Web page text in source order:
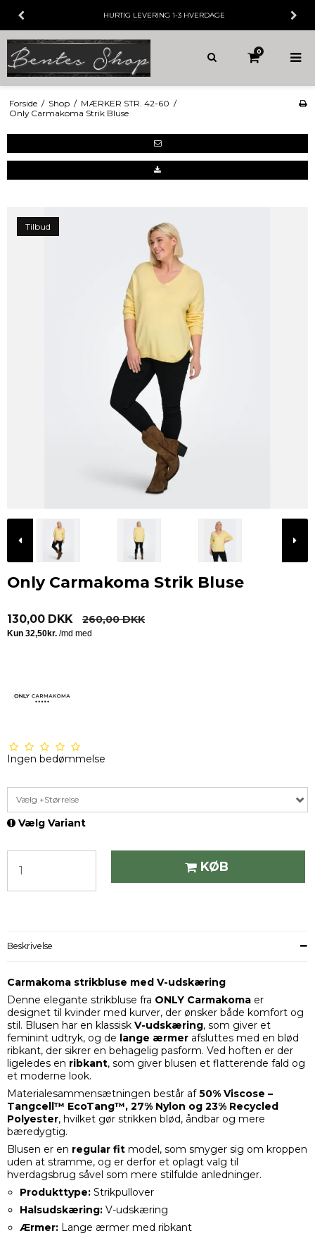
HURTIG LEVERING1-3 HVERDAGE
0
Forside / Shop / MÆRKER STR. 42-60 /
Only Carmakoma Strik Bluse
Tilbud
Only Carmakoma Strik Bluse
130,00 DKK 260,00 DKK
Ingen bedømmelse
Vælg +Størrelse
Vælg Variant
KØB
Beskrivelse
Carmakoma strikbluse med V-udskæring
Denne elegante strikbluse fra ONLY Carmakoma er
designet til kvinder med kurver, der ønsker både komfort og
stil. Blusen har en klassisk V-udskæring, som giver et
feminint udtryk, og de lange ærmer afsluttes med en blød
ribkant, der sikrer en behagelig pasform. Ved hoften er der
ligeledes en ribkant, som giver blusen et flatterende fald og
et moderne look.
Materialesammensætningen består af50% Viscose –
Tangcell™ EcoTang™, 27% Nylon og 23% Recycled
Polyester, hvilket gør strikken blød, åndbar og mere
bæredygtig.
Blusen er en regular fit model, som smyger sig om kroppen
uden at stramme, og er derfor et oplagt valg til
hverdagsbrug såvel som mere stilfulde anledninger.
Produkttype:Strikpullover
Halsudskæring:V-udskæring
Ærmer:Lange ærmer med ribkant